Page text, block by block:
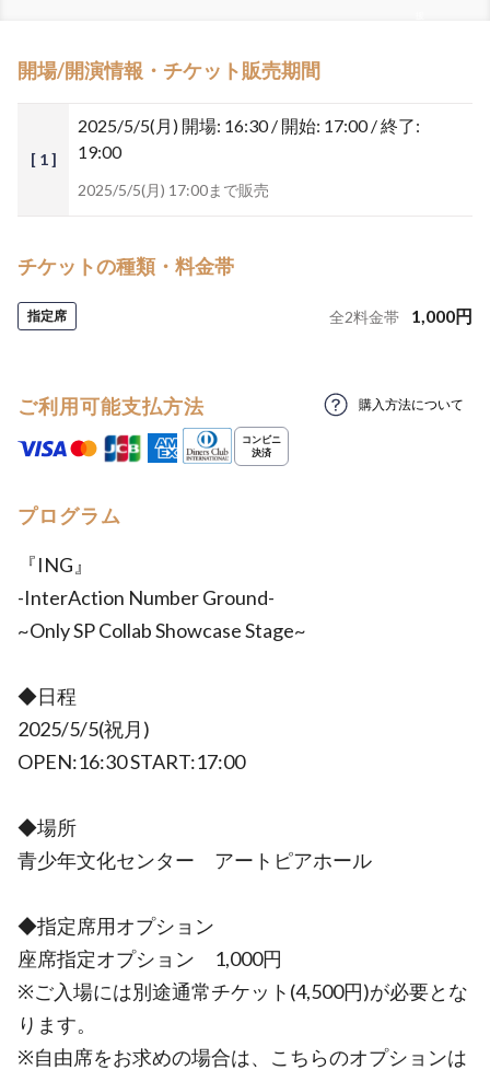
開場/開演情報・チケット販売期間
[ 1 ]
2025/5/5(月) 開場: 16:30 / 開始: 17:00 / 終了:
19:00
2025/5/5(月) 17:00まで販売
チケットの種類・料金帯
指定席 全2料金帯 1,000円
ご利用可能支払方法 購入方法について
プログラム
『ING』
-InterAction Number Ground-
~Only SP Collab Showcase Stage~
◆日程
2025/5/5(祝月)
OPEN:16:30 START:17:00
◆場所
青少年文化センター アートピアホール
◆指定席用オプション
座席指定オプション 1,000円
※ご入場には別途通常チケット(4,500円)が必要とな
ります。
※自由席をお求めの場合は、こちらのオプションは